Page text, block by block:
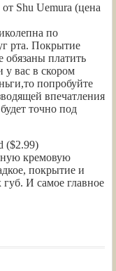
Shu Uemura (цена
по
рта. Покрытие
платить
у вас в скором
попробуйте
впечатления
точно под
($2.99)
кремовую
покрытие и
губ. И самое главное